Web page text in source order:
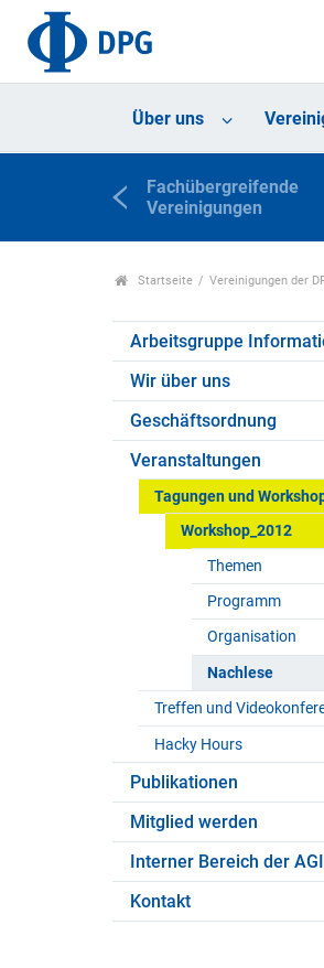
Über uns
Fachübergreifende
Vereinigungen
Startseite Vereinigungen der
Arbeitsgruppe
Wir über uns
Geschäftsordnung
Veranstaltungen
Tagungen und
Workshop_2012
Themen
Programm
Organisation
Nachlese
Treffen und
Hacky Hours
Publikationen
Mitglied werden
Interner Bereich der AGI
Kontakt